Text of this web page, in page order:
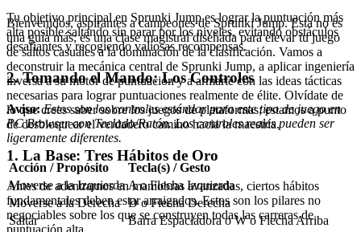
Tu objetivo principal en Sprunki Jump es lograr la puntuación más
alta posible saltando sin parar por los niveles, evitando obstáculos
desafiantes y recogiendo valiosas recompensas.
2. Tomando el Mando: Los Controles
Aviso: Estos son los controles estándar para este tipo de juego en
PC Browser con Teclado/Ratón. Los controles reales pueden ser
ligeramente diferentes.
Acción / Propósito
Tecla(s) / Gesto
Moverse a la Izquierda A o Flecha Izquierda
Moverse a la Derecha D o Flecha Derecha
Saltar
Barra Espaciadora o W o Flecha Arriba
Bienvenidos, aspirantes a campeones de Sprunki Jump. Esta no es
una guía más; es una clase magistral diseñada para elevar tu juego
de saltos casuales a la dominación de la clasificación. Vamos a
deconstruir la mecánica central de Sprunki Jump, a aplicar ingeniería
inversa a su motor de puntuación y a armarte con las ideas tácticas
necesarias para lograr puntuaciones realmente de élite. Olvídate de
lo que crees saber sobre los juegos de plataformas; estamos a punto
de desbloquear el verdadero camino hacia la maestría.
1. La Base: Tres Hábitos de Oro
Antes de adentrarnos en maniobras avanzadas, ciertos hábitos
fundamentales deben estar arraigados. Estos son los pilares no
negociables sobre los que se construyen todas las carreras de